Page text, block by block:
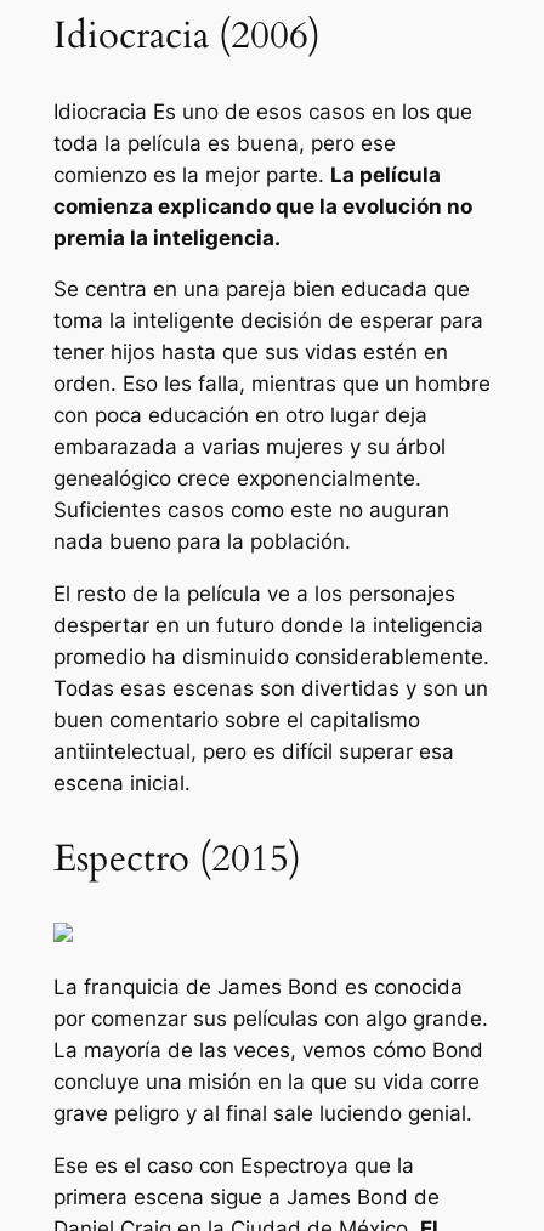
Idiocracia (2006)
Idiocracia Es uno de esos casos en los que
toda la película es buena, pero ese
comienzo es la mejor parte. La película
comienza explicando que la evolución no
premia la inteligencia.
Se centra en una pareja bien educada que
toma la inteligente decisión de esperar para
tener hijos hasta que sus vidas estén en
orden. Eso les falla, mientras que un hombre
con poca educación en otro lugar deja
embarazada a varias mujeres y su árbol
genealógico crece exponencialmente.
Suficientes casos como este no auguran
nada bueno para la población.
El resto de la película ve a los personajes
despertar en un futuro donde la inteligencia
promedio ha disminuido considerablemente.
Todas esas escenas son divertidas y son un
buen comentario sobre el capitalismo
antiintelectual, pero es difícil superar esa
escena inicial.
Espectro (2015)
La franquicia de James Bond es conocida
por comenzar sus películas con algo grande.
La mayoría de las veces, vemos cómo Bond
concluye una misión en la que su vida corre
grave peligro y al final sale luciendo genial.
Ese es el caso con Espectroya que la
primera escena sigue a James Bond de